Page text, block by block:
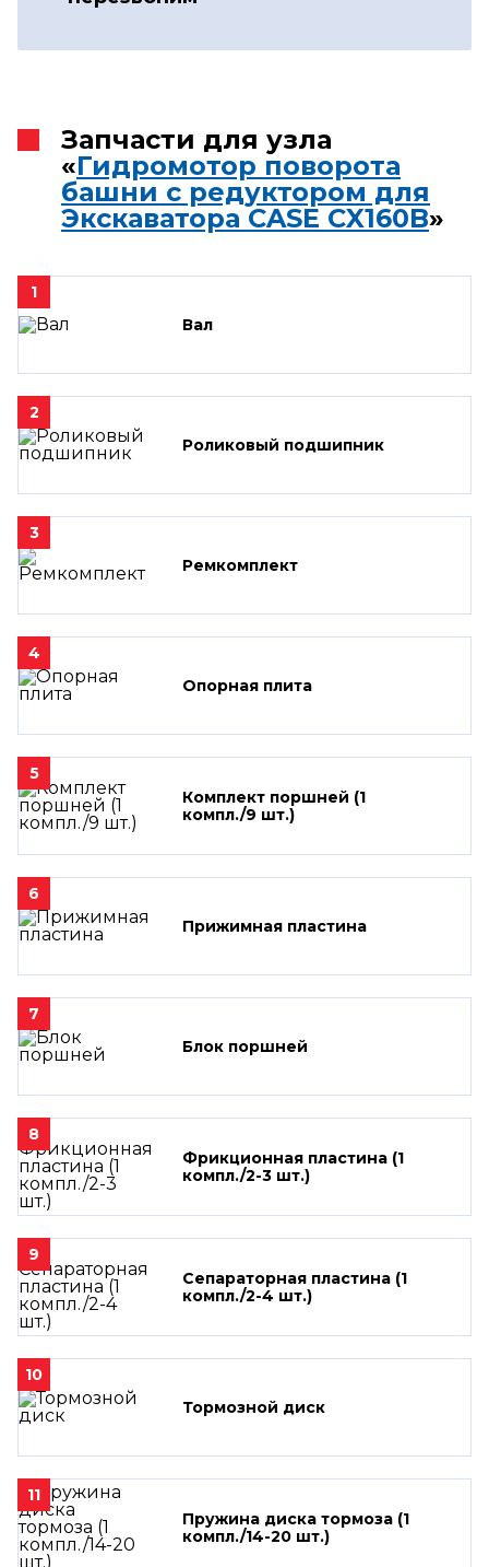
Запчасти для узла
«Гидромотор поворота
башни с редуктором для
Экскаватора CASE CX160B»
1
Вал
2
Роликовый подшипник
3
Ремкомплект
4
Опорная плита
5
Комплект поршней (1
компл./9 шт.)
6
Прижимная пластина
7
Блок поршней
8
Фрикционная пластина (1
компл./2-3 шт.)
9
Сепараторная пластина (1
компл./2-4 шт.)
10
Тормозной диск
11
Пружина диска тормоза (1
компл./14-20 шт.)